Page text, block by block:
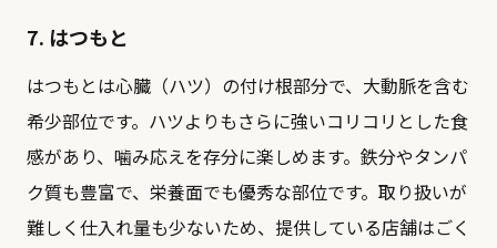
7. はつもと
はつもとは心臓（ハツ）の付け根部分で、大動脈を含む
希少部位です。ハツよりもさらに強いコリコリとした食
感があり、噛み応えを存分に楽しめます。鉄分やタンパ
ク質も豊富で、栄養面でも優秀な部位です。取り扱いが
難しく仕入れ量も少ないため、提供している店舗はごく